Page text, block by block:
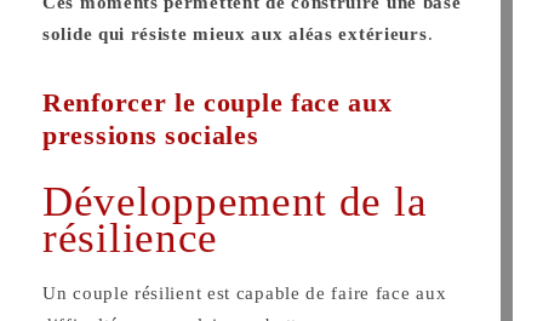
solide qui résiste mieux aux aléas extérieurs​.
Renforcer le couple face aux
pressions sociales
Développement de la
résilience
Un couple résilient est capable de faire face aux